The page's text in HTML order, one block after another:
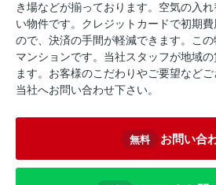
き場などが揃っております。空気の入
い物件です。クレジットカードで初期
ので、決済の手間が軽減できます。こ
マンションです。当社スタッフが地域
ます。お客様のこだわりやご要望など
当社へお問い合わせ下さい。
無料 お問い合